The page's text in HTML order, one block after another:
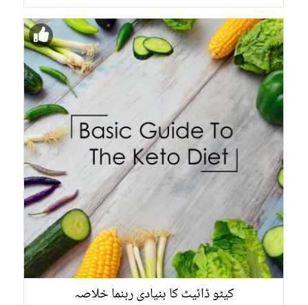
کیٹو ڈائیٹ کا بنیادی رہنما خلاصہ